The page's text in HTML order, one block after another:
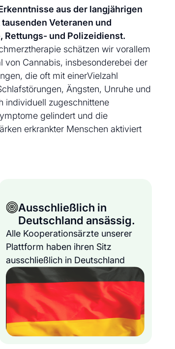
aus der langjährigen
Veteranen und
Rettungs- und Polizeidienst.
schätzen wir vorallem
von Cannabis, insbesonderebei der
die oft mit einerVielzahl
Ängsten, Unruhe und
individuell zugeschnittene
gelindert und die
erkrankter Menschen aktiviert
Ausschließlich in
Deutschland ansässig.
Alle Kooperationsärzte unserer
Plattform haben ihren Sitz
ausschließlich in Deutschland